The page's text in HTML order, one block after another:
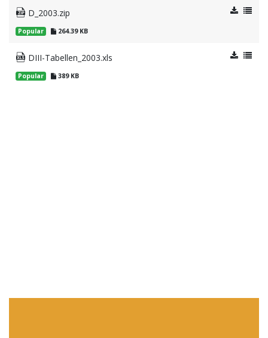
D_2003.zip
Popular 264.39 KB
DIII-Tabellen_2003.xls
Popular 389 KB